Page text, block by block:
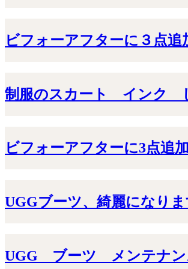
ビフォーアフターに３点追
制服のスカート インク
ビフォーアフターに3点追加
UGGブーツ、綺麗になり
UGG ブーツ メンテナン